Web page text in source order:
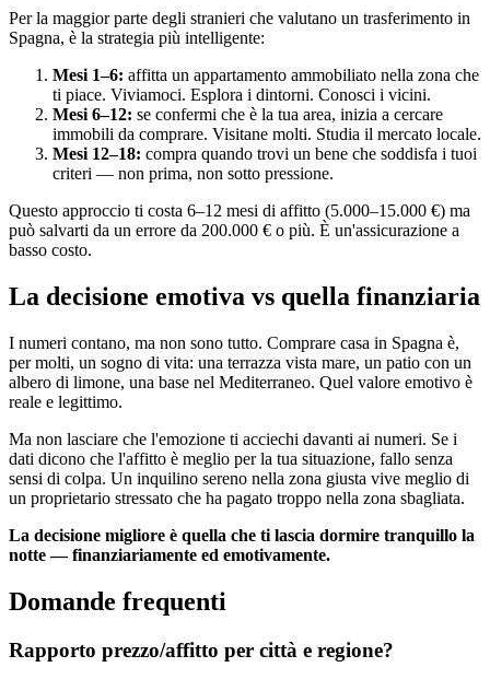
Per la maggior parte degli stranieri che valutano un trasferimento in
Spagna, è la strategia più intelligente:
Mesi 1–6: affitta un appartamento ammobiliato nella zona che
ti piace. Viviamoci. Esplora i dintorni. Conosci i vicini.
Mesi 6–12: se confermi che è la tua area, inizia a cercare
immobili da comprare. Visitane molti. Studia il mercato locale.
Mesi 12–18: compra quando trovi un bene che soddisfa i tuoi
criteri — non prima, non sotto pressione.
Questo approccio ti costa 6–12 mesi di affitto (5.000–15.000 €) ma
può salvarti da un errore da 200.000 € o più. È un'assicurazione a
basso costo.
La decisione emotiva vs quella finanziaria
I numeri contano, ma non sono tutto. Comprare casa in Spagna è,
per molti, un sogno di vita: una terrazza vista mare, un patio con un
albero di limone, una base nel Mediterraneo. Quel valore emotivo è
reale e legittimo.
Ma non lasciare che l'emozione ti acciechi davanti ai numeri. Se i
dati dicono che l'affitto è meglio per la tua situazione, fallo senza
sensi di colpa. Un inquilino sereno nella zona giusta vive meglio di
un proprietario stressato che ha pagato troppo nella zona sbagliata.
La decisione migliore è quella che ti lascia dormire tranquillo la
notte — finanziariamente ed emotivamente.
Domande frequenti
Rapporto prezzo/affitto per città e regione?